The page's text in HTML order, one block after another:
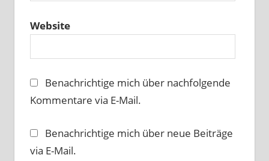
Website
Benachrichtige mich über nachfolgende
Kommentare via E-Mail.
Benachrichtige mich über neue Beiträge
via E-Mail.